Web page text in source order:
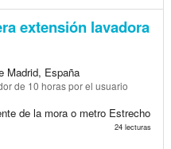
extensión lavadora
Madrid, España
de 10 horaspor el usuario
de la mora o metro Estrecho
24 lecturas